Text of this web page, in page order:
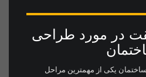
در مورد طراحی
یکی از مهمترین مراحل